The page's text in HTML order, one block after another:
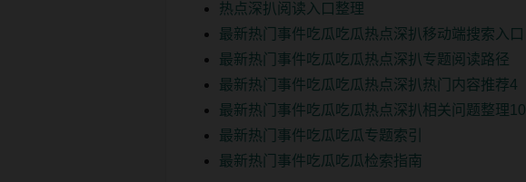
热点深扒阅读入口整理
最新热门事件吃瓜吃瓜热点深扒移动端搜索入口
最新热门事件吃瓜吃瓜热点深扒专题阅读路径
最新热门事件吃瓜吃瓜热点深扒热门内容推荐4
最新热门事件吃瓜吃瓜热点深扒相关问题整理10
最新热门事件吃瓜吃瓜专题索引
最新热门事件吃瓜吃瓜检索指南